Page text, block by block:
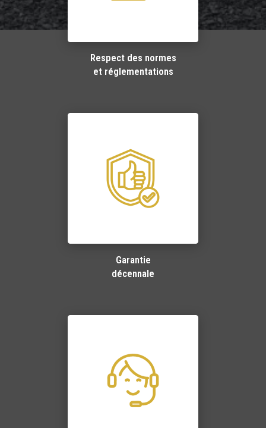
Respect des normes
et réglementations
Garantie
décennale